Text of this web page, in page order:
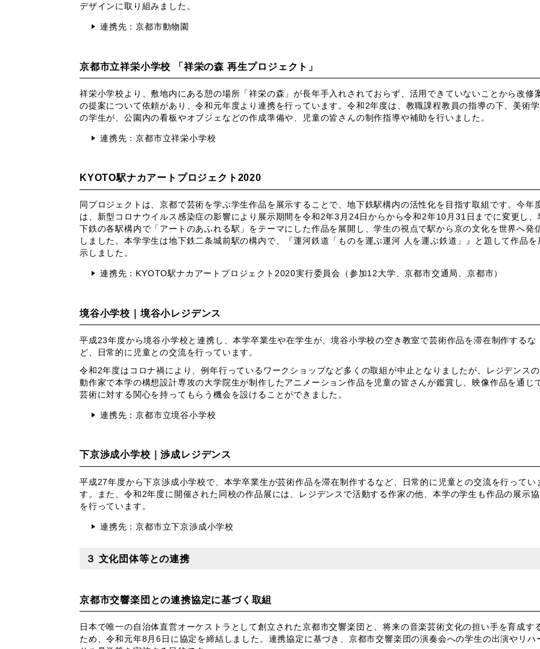
デザインに取り組みました。
連携先：京都市動物園
京都市立祥栄小学校 「祥栄の森 再生プロジェクト」
祥栄小学校より、敷地内にある憩の場所「祥栄の森」が長年手入れされておらず、活用できていないことから改修
の提案について依頼があり、令和元年度より連携を行っています。令和2年度は、教職課程教員の指導の下、美術
の学生が、公園内の看板やオブジェなどの作成準備や、児童の皆さんの制作指導や補助を行いました。
連携先：京都市立祥栄小学校
KYOTO駅ナカアートプロジェクト2020
同プロジェクトは、京都で芸術を学ぶ学生作品を展示することで、地下鉄駅構内の活性化を目指す取組です。今年
は、新型コロナウイルス感染症の影響により展示期間を令和2年3月24日から から令和2年10月31日までに変更し、
下鉄の各駅構内で「アートのあふれる駅」をテーマにした作品を展開し、学生の視点で駅から京の文化を世界へ発
しました。本学学生は地下鉄二条城前駅の構内で、『運河鉄道「ものを運ぶ運河 人を運ぶ鉄道」』と題して作品を
示しました。
連携先：KYOTO駅ナカアートプロジェクト2020実行委員会 （参加12大学、京都市交通局、京都市）
境谷小学校｜境谷小レジデンス
平成23年度から境谷小学校と連携し、本学卒業生や在学生が、境谷小学校の空き教室で芸術作品を滞在制作するな
ど、日常的に児童との交流を行っています。
令和2年度はコロナ禍により、例年行っているワークショップなど多くの取組が中止となりましたが、レジデンス
動作家で本学の構想設計専攻の大学院生が制作したアニメーション作品を児童の皆さんが鑑賞し、映像作品を通じ
芸術に対する関心を持ってもらう機会を設けることができました。
連携先：京都市立境谷小学校
下京渉成小学校｜渉成レジデンス
平成27年度から下京渉成小学校で、本学卒業生が芸術作品を滞在制作するなど、日常的に児童との交流を行ってい
す。また、令和2年度に開催された同校の作品展には、レジデンスで活動する作家の他、本学の学生も作品の展示協
を行っています。
連携先：京都市立下京渉成小学校
３ 文化団体等との連携
京都市交響楽団との連携協定に基づく取組
日本で唯一の自治体直営オーケストラとして創立された京都市交響楽団と、将来の音楽芸術文化の担い手を育成す
ため、令和元年8月6日に協定を締結しました。連携協定に基づき、京都市交響楽団の演奏会への学生の出演やリハ